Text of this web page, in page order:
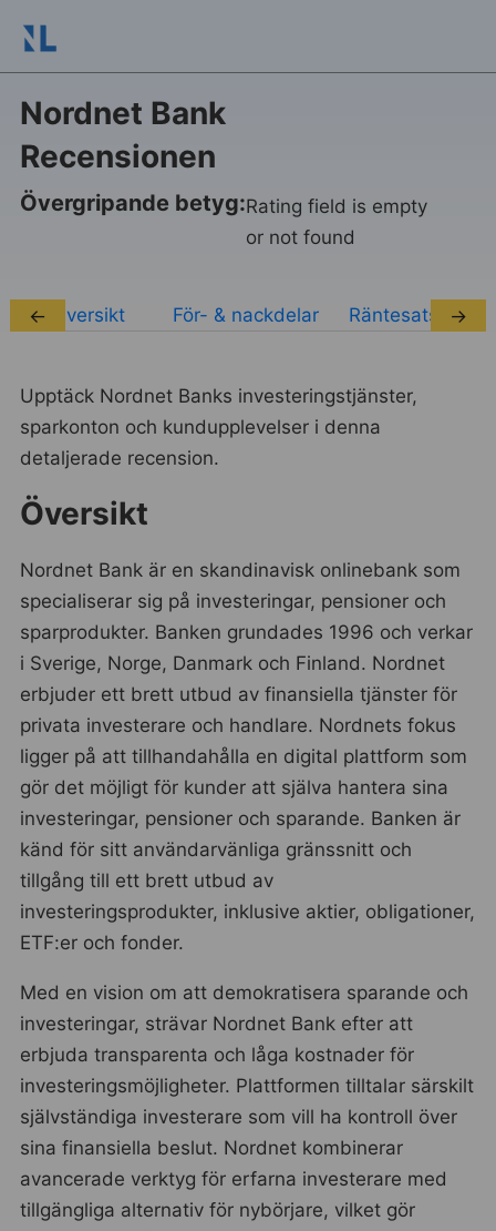
Nordnet Bank
Recensionen
Övergripande betyg:Rating field is empty
or not found
Översikt För- & nackdelar Räntesatser
← →
Upptäck Nordnet Banks investeringstjänster,
sparkonton och kundupplevelser i denna
detaljerade recension.
Översikt
Nordnet Bank är en skandinavisk onlinebank som
specialiserar sig på investeringar, pensioner och
sparprodukter. Banken grundades 1996 och verkar
i Sverige, Norge, Danmark och Finland. Nordnet
erbjuder ett brett utbud av finansiella tjänster för
privata investerare och handlare. Nordnets fokus
ligger på att tillhandahålla en digital plattform som
gör det möjligt för kunder att själva hantera sina
investeringar, pensioner och sparande. Banken är
känd för sitt användarvänliga gränssnitt och
tillgång till ett brett utbud av
investeringsprodukter, inklusive aktier, obligationer,
ETF:er och fonder.
Med en vision om att demokratisera sparande och
investeringar, strävar Nordnet Bank efter att
erbjuda transparenta och låga kostnader för
investeringsmöjligheter. Plattformen tilltalar särskilt
självständiga investerare som vill ha kontroll över
sina finansiella beslut. Nordnet kombinerar
avancerade verktyg för erfarna investerare med
tillgängliga alternativ för nybörjare, vilket gör